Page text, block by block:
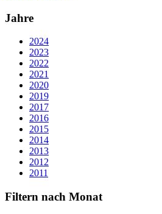
Jahre
2024
2023
2022
2021
2020
2019
2017
2016
2015
2014
2013
2012
2011
Filtern nach Monat